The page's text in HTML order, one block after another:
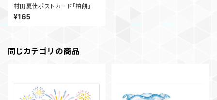
村田夏佳ポストカード「柏餅」
¥165
同じカテゴリの商品